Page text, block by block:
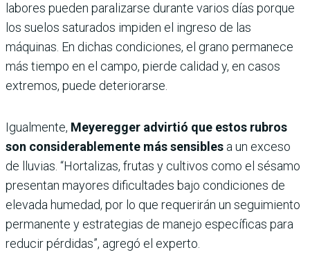
labores pueden paralizarse durante varios días porque
los suelos saturados impiden el ingreso de las
máquinas. En dichas condiciones, el grano permanece
más tiempo en el campo, pierde calidad y, en casos
extremos, puede deteriorarse.
Igualmente, Meyeregger advirtió que estos rubros
son considerablemente más sensibles a un exceso
de lluvias. “Hortalizas, frutas y cultivos como el sésamo
presentan mayores dificultades bajo condiciones de
elevada humedad, por lo que requerirán un seguimiento
permanente y estrategias de manejo específicas para
reducir pérdidas”, agregó el experto.